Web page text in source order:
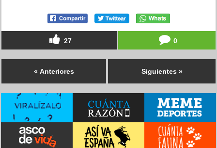
27 0
« Anteriores Siguientes »